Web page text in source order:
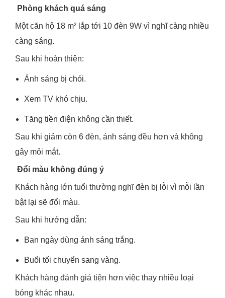
Phòng khách quá sáng
Một căn hộ 18 m² lắp tới 10 đèn 9W vì nghĩ càng nhiều
càng sáng.
Sau khi hoàn thiện:
Ánh sáng bị chói.
Xem TV khó chịu.
Tăng tiền điện không cần thiết.
Sau khi giảm còn 6 đèn, ánh sáng đều hơn và không
gây mỏi mắt.
Đổi màu không đúng ý
Khách hàng lớn tuổi thường nghĩ đèn bị lỗi vì mỗi lần
bật lại sẽ đổi màu.
Sau khi hướng dẫn:
Ban ngày dùng ánh sáng trắng.
Buổi tối chuyển sang vàng.
Khách hàng đánh giá tiện hơn việc thay nhiều loại
bóng khác nhau.